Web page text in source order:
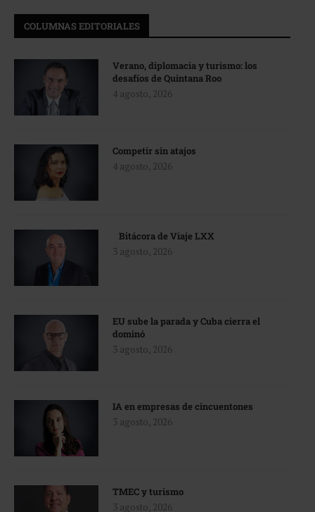
COLUMNAS EDITORIALES
Verano, diplomacia y turismo: los
desafíos de Quintana Roo
4 agosto, 2026
Competir sin atajos
4 agosto, 2026
Bitácora de Viaje LXX
3 agosto, 2026
EU sube la parada y Cuba cierra el
dominó
3 agosto, 2026
IA en empresas de cincuentones
3 agosto, 2026
TMEC y turismo
3 agosto, 2026